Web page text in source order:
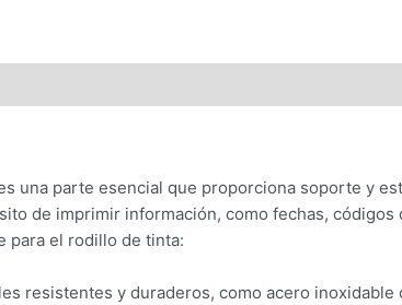
una parte esencial que proporciona soporte y
de imprimir información, como fechas,
para el rodillo de tinta:
resistentes y duraderos, como acero